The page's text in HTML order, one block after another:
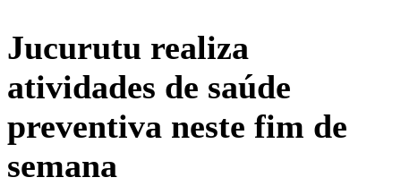
Jucurutu realiza
atividades de saúde
preventiva neste fim de
semana